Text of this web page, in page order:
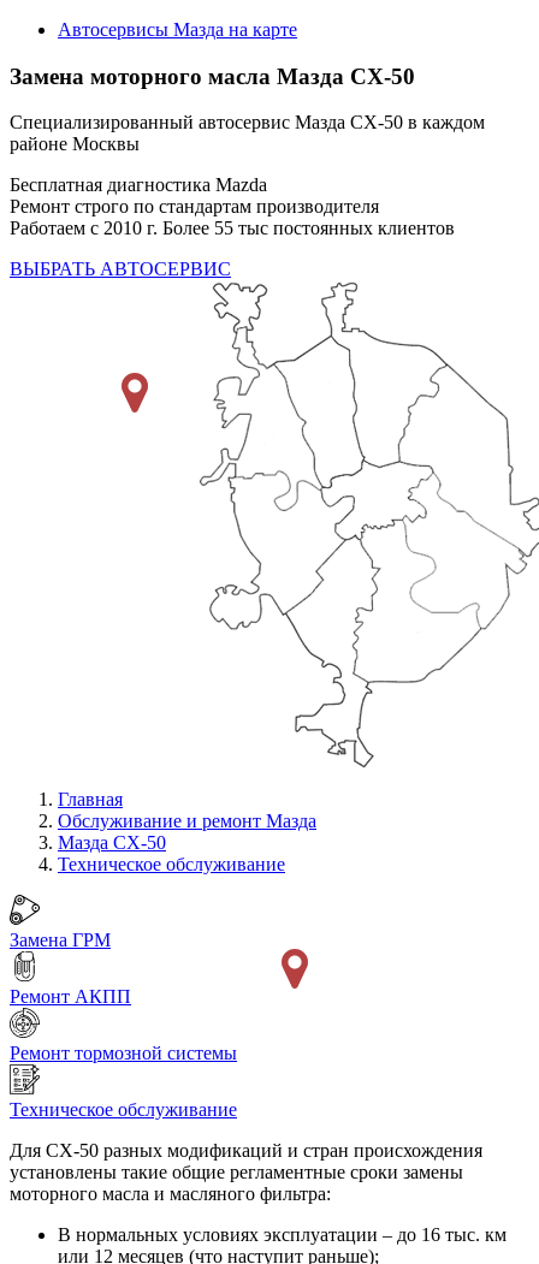
Автосервисы Мазда на карте
Замена моторного масла Мазда СХ-50
Специализированный автосервис Мазда СХ-50 в каждом
районе Москвы
Бесплатная диагностика Mazda
Ремонт строго по стандартам производителя
Работаем с 2010 г. Более 55 тыс постоянных клиентов
ВЫБРАТЬ АВТОСЕРВИС
Главная
Обслуживание и ремонт Мазда
Мазда СХ-50
Техническое обслуживание
Замена ГРМ
Ремонт АКПП
Ремонт тормозной системы
Техническое обслуживание
Для СХ-50 разных модификаций и стран происхождения
установлены такие общие регламентные сроки замены
моторного масла и масляного фильтра:
В нормальных условиях эксплуатации – до 16 тыс. км
или 12 месяцев (что наступит раньше);